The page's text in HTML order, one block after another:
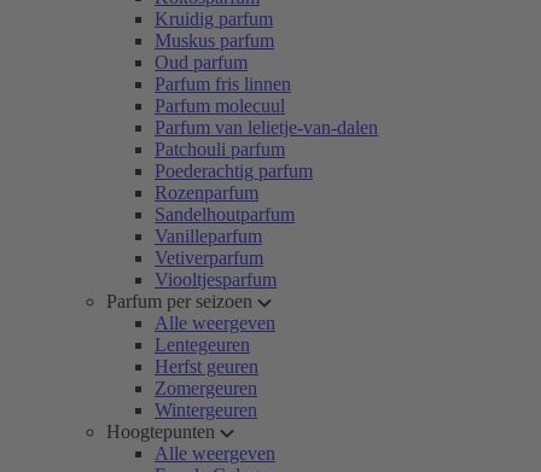
Kruidig parfum
Muskus parfum
Oud parfum
Parfum fris linnen
Parfum molecuul
Parfum van lelietje-van-dalen
Patchouli parfum
Poederachtig parfum
Rozenparfum
Sandelhoutparfum
Vanilleparfum
Vetiverparfum
Viooltjesparfum
Parfum per seizoen
Alle weergeven
Lentegeuren
Herfst geuren
Zomergeuren
Wintergeuren
Hoogtepunten
Alle weergeven